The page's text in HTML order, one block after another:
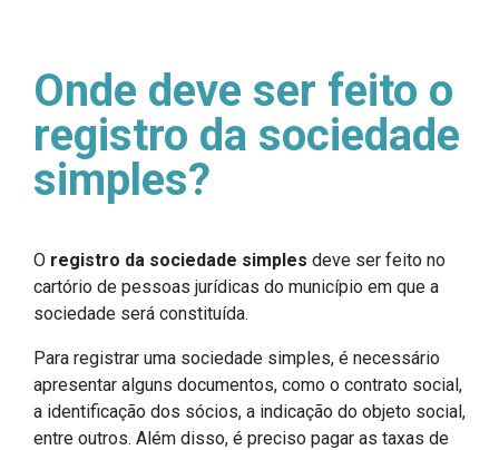
Onde deve ser feito o
registro da sociedade
simples?
O registro da sociedade simples deve ser feito no
cartório de pessoas jurídicas do município em que a
sociedade será constituída.
Para registrar uma sociedade simples, é necessário
apresentar alguns documentos, como o contrato social,
a identificação dos sócios, a indicação do objeto social,
entre outros. Além disso, é preciso pagar as taxas de